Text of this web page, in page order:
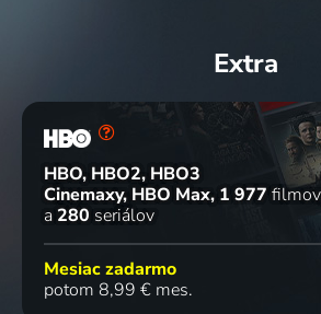
Extra
HBO, HBO2, HBO3
Cinemaxy, HBO Max 1 977 filmov
a 280 seriálov
Mesiac zadarmo
potom 8,99 € mes.